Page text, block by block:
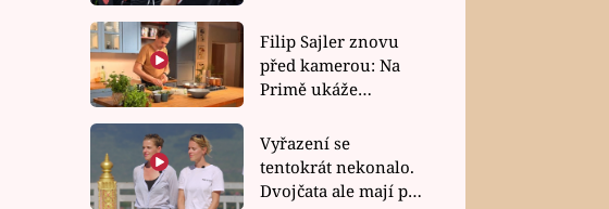
Filip Sajler znovu
před kamerou: Na
Primě ukáže
rychlé recepty
Vyřazení se
tentokrát nekonalo.
Dvojčata ale mají po